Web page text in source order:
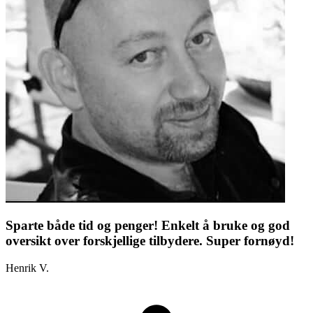
Sparte både tid og penger! Enkelt å bruke og god
oversikt over forskjellige tilbydere. Super fornøyd!
Henrik V.